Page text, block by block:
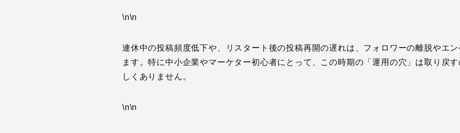
\n\n
連休中の投稿頻度低下や、リスタート後の投稿再開の遅れは、フォロワーの離脱やエ
ます。特に中小企業やマーケター初心者にとって、この時期の「運用の穴」は取り戻
しくありません。
\n\n